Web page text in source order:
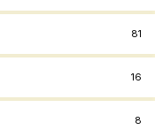
81
16
8